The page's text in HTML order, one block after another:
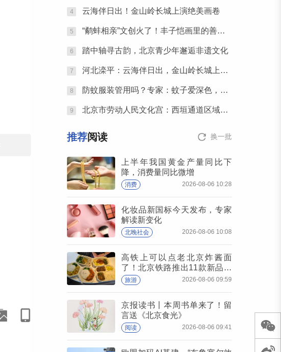
4 云海伴日出！金山岭长城上演绝美画卷
5 “鹬蚌相亲”文创火了！丰子恺画里的善意，成了可以随身携带的治愈感
6 踏中轴寻古韵，北京青少年邂逅非遗文化
7 河北滦平：云海伴日出，金山岭长城上演绝美画卷
8 防蚊服装管用吗？专家：蚊子爱深色，穿浅色衣服不易招蚊子
9 北京市劳动人民文化宫：西垣通道区域将临时关闭
推荐阅读 换一批
上半年我国黄金产量同比下
降，消费量同比微增
消费 2026-08-06 10:28
化妆品新国标今天发布，专家
解读新变化
北晚社会 2026-08-06 10:08
高铁上可以点老北京炸酱面
了！北京铁路推出11款新品高
铁餐
旅游 2026-08-06 09:59
京报读书丨本周书单来了！留
言送《北京食光》
阅读 2026-08-06 09:41